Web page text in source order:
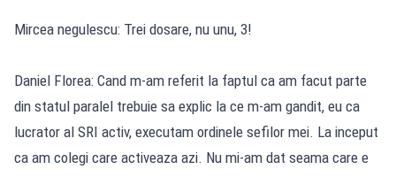
Mircea negulescu: Trei dosare, nu unu, 3!
Daniel Florea: Cand m-am referit la faptul ca am facut parte
din statul paralel trebuie sa explic la ce m-am gandit, eu ca
lucrator al SRI activ, executam ordinele sefilor mei. La inceput
ca am colegi care activeaza azi. Nu mi-am dat seama care e